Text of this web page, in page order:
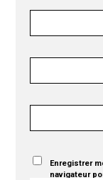
Enregistrer
navigateur